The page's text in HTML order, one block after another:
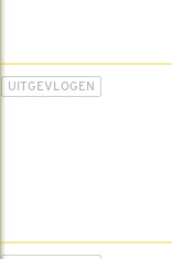
UITGEVLOGEN